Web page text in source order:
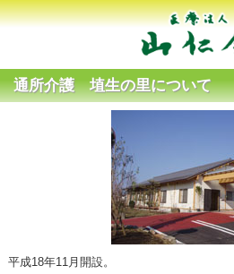
通所介護 埴生の里について
平成18年11月開設。